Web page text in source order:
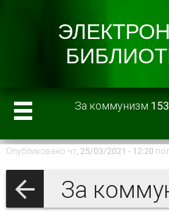
За коммунизм
Опубликовано чт, 25/03/2021 - 12:20